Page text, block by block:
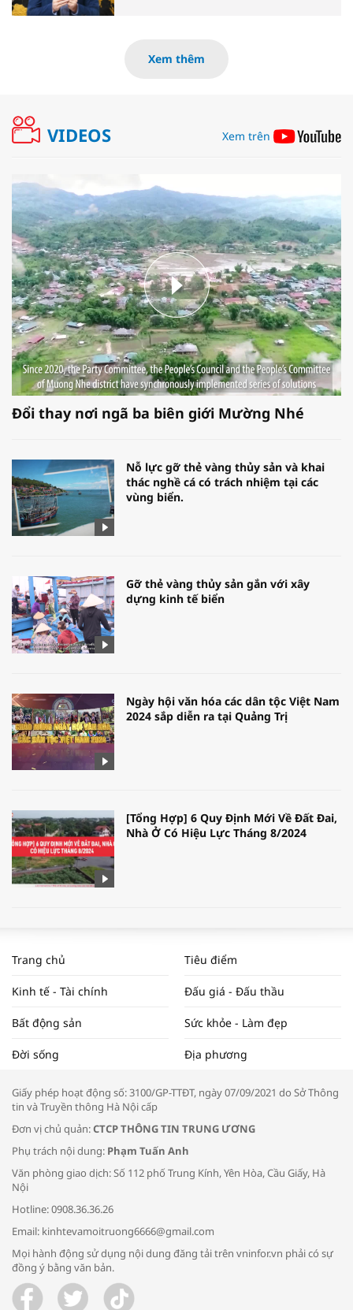
Xem thêm
VIDEOS Xem trên
Đổi thay nơi ngã ba biên giới Mường Nhé
Nỗ lực gỡ thẻ vàng thủy sản và khai
thác nghề cá có trách nhiệm tại các
vùng biển.
Gỡ thẻ vàng thủy sản gắn với xây
dựng kinh tế biển
Ngày hội văn hóa các dân tộc Việt Nam
2024 sắp diễn ra tại Quảng Trị
[Tổng Hợp] 6 Quy Định Mới Về Đất Đai,
Nhà Ở Có Hiệu Lực Tháng 8/2024
NAM NĂM 2024 VÀ NĂM 2025 | NHỊP
ĐẬP THỊ TRƯỜNG #62
Tọa đàm “Xúc tiến thương mại: Khơi
Bác sĩ tư vấn cách phòng tránh bệnh
đường hô hấp trong thời tiết giao mùa
Trao yêu thương cho em
Trang chủ Tiêu điểm
Kinh tế - Tài chính Đấu giá - Đấu thầu
Bất động sản Sức khỏe - Làm đẹp
Đời sống Địa phương
Giấy phép hoạt động số: 3100/GP-TTĐT, ngày 07/09/2021 do Sở Thông
tin và Truyền thông Hà Nội cấp
Đơn vị chủ quản:CTCP THÔNG TIN TRUNG ƯƠNG
Phụ trách nội dung: Phạm Tuấn Anh
Văn phòng giao dịch: Số 112 phố Trung Kính, Yên Hòa, Cầu Giấy, Hà
Nội
Hotline: 0908.36.36.26
Email: kinhtevamoitruong6666@gmail.com
Mọi hành động sử dụng nội dung đăng tải trên vninfor.vn phải có sự
đồng ý bằng văn bản.